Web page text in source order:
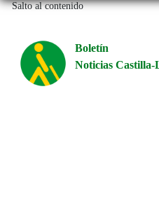
Salto al contenido
Boletín
Noticias Castilla-